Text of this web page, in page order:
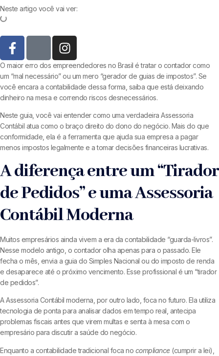
Neste artigo você vai ver:
O maior erro dos empreendedores no Brasil é tratar o contador como
um “mal necessário” ou um mero “gerador de guias de impostos”. Se
você encara a contabilidade dessa forma, saiba que está deixando
dinheiro na mesa e correndo riscos desnecessários.
Neste guia, você vai entender como uma verdadeira Assessoria
Contábil atua como o braço direito do dono do negócio. Mais do que
conformidade, ela é a ferramenta que ajuda sua empresa a pagar
menos impostos legalmente e a tomar decisões financeiras lucrativas.
A diferença entre um “Tirador
de Pedidos” e uma Assessoria
Contábil Moderna
Muitos empresários ainda vivem a era da contabilidade “guarda-livros”.
Nesse modelo antigo, o contador olha apenas para o passado. Ele
fecha o mês, envia a guia do Simples Nacional ou do imposto de renda
e desaparece até o próximo vencimento. Esse profissional é um “tirador
de pedidos”.
A Assessoria Contábil moderna, por outro lado, foca no futuro. Ela utiliza
tecnologia de ponta para analisar dados em tempo real, antecipa
problemas fiscais antes que virem multas e senta à mesa com o
empresário para discutir a saúde do negócio.
Enquanto a contabilidade tradicional foca no compliance(cumprir a lei),